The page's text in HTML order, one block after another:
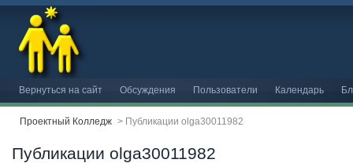
Вернуться на сайт Обсуждения Пользователи Календарь
Проектный Колледж > Публикации olga30011982
Публикации olga30011982